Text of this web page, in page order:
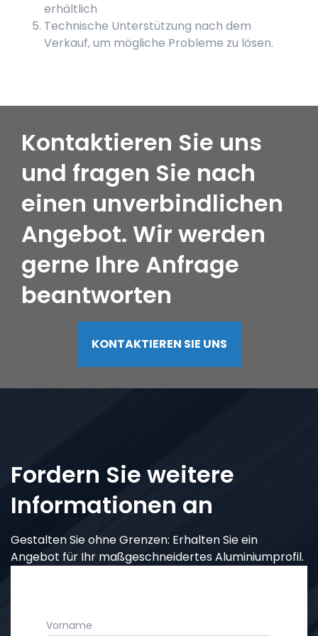
erhältlich
Technische Unterstützung nach dem
Verkauf, um mögliche Probleme zu lösen.
Kontaktieren Sie uns
und fragen Sie nach
einen unverbindlichen
Angebot. Wir werden
gerne Ihre Anfrage
beantworten
KONTAKTIEREN SIE UNS
Fordern Sie weitere
Informationen an
Gestalten Sie ohne Grenzen: Erhalten Sie ein
Angebot für Ihr maßgeschneidertes Aluminiumprofil.
Vorname